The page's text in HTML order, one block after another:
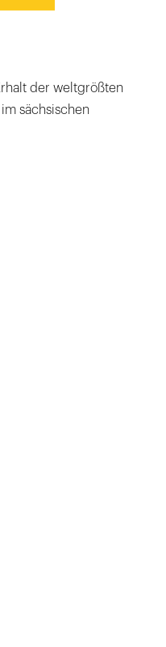
der weltgrößten
sächsischen